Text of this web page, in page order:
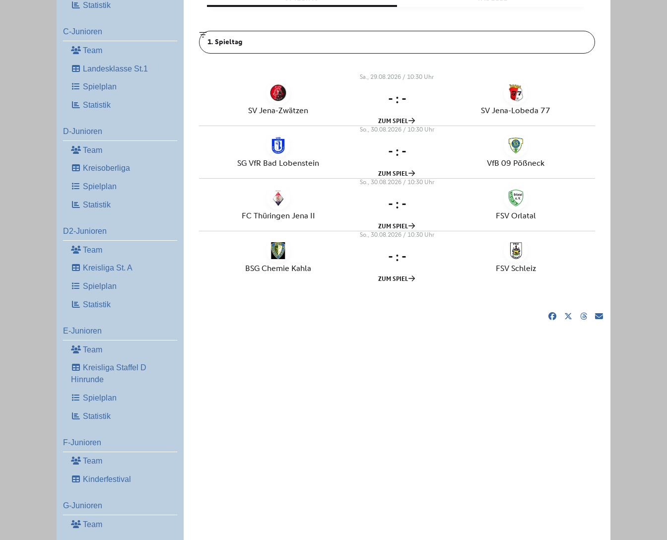
Statistik
C-Junioren
Team
Landesklasse St.1
Spielplan
Statistik
D-Junioren
Team
Kreisoberliga
Spielplan
Statistik
D2-Junioren
Team
Kreisliga St. A
Spielplan
Statistik
E-Junioren
Team
Kreisliga Staffel D
Hinrunde
Spielplan
Statistik
F-Junioren
Team
Kinderfestival
G-Junioren
Team